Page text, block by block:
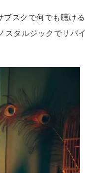
スクで何でも聴ける
スタルジックでリバイ